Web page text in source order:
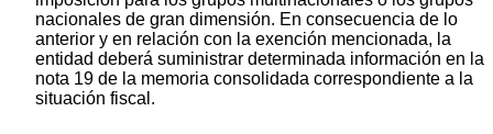
nacionales de gran dimensión. En consecuencia de lo
anterior y en relación con la exención mencionada, la
entidad deberá suministrar determinada información en la
nota 19 de la memoria consolidada correspondiente a la
situación fiscal.